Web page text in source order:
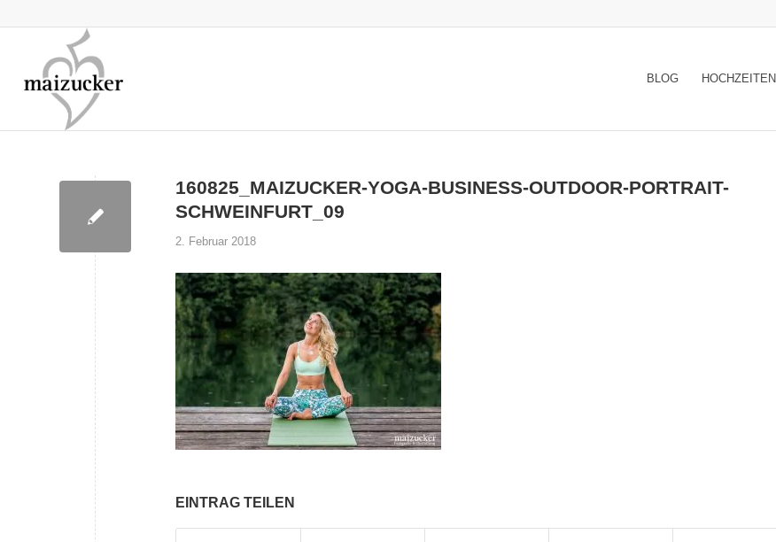
BLOG HOCHZEITEN
160825_MAIZUCKER-YOGA-BUSINESS-OUTDOOR-PORTRAIT-
SCHWEINFURT_09
2. Februar 2018
EINTRAG TEILEN